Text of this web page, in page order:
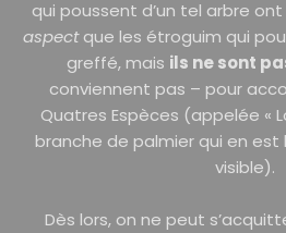
qui poussent d’un tel arbre ont
aspectque les étroguim qui
greffé, mais ils ne sont
conviennent pas – pour
Quatres Espèces (appelée «
branche de palmier qui en
visible).
Dès lors, on ne peut